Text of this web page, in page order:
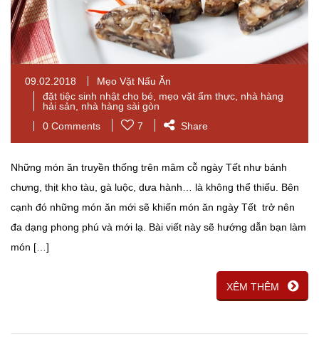
09.02.2018
Mẹo Vặt Nấu Ăn
đặt tiệc sinh nhật cho bé mẹo vặt ẩm thực nhà hàng
hải sản
nhà hàng sài gòn
0 Comments
7 Share
Những món ăn truyền thống trên mâm cỗ ngày Tết như bánh
chưng, thịt kho tàu, gà luộc, dưa hành… là không thể thiếu. Bên
cạnh đó những món ăn mới sẽ khiến món ăn ngày Tết trở nên
đa dạng phong phú và mới lạ. Bài viết này sẽ hướng dẫn bạn làm
món […]
XÊM THÊM